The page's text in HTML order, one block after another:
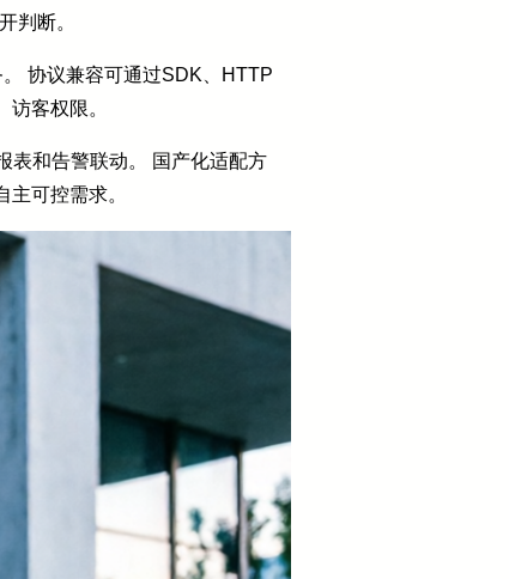
判断。
协议兼容可通过SDK、HTTP
客权限。
表和告警联动。 国产化适配方
可控需求。